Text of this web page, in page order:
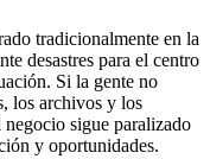
tradicionalmente en la
desastres para el centro
Si la gente no
los archivos y los
sigue paralizado
y oportunidades.